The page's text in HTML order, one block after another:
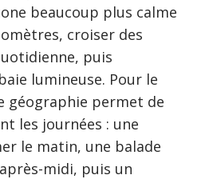
beaucoup plus calme
croiser des
puis
lumineuse. Pour le
géographie permet de
les journées : une
le matin, une balade
midi, puis un